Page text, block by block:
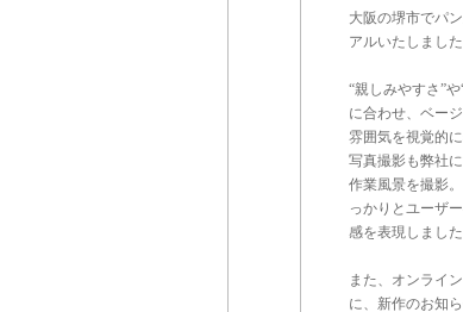
大阪の堺市でパ
アルいたしました
“親しみやすさ”
に合わせ、ベー
雰囲気を視覚的
写真撮影も弊社
作業風景を撮影
っかりとユーザ
感を表現しました
また、オンライ
に、新作のお知